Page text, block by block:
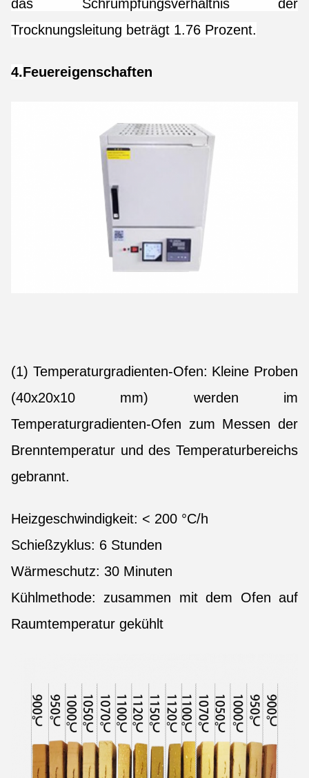
das Schrumpfungsverhältnis der
Trocknungsleitung beträgt 1.76 Prozent.
4.Feuereigenschaften
(1) Temperaturgradienten-Ofen: Kleine Proben
(40x20x10 mm) werden im
Temperaturgradienten-Ofen zum Messen der
Brenntemperatur und des Temperaturbereichs
gebrannt.
Heizgeschwindigkeit: < 200 °C/h
Schießzyklus: 6 Stunden
Wärmeschutz: 30 Minuten
Kühlmethode: zusammen mit dem Ofen auf
Raumtemperatur gekühlt